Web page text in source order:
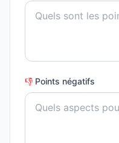
👎 Points négatifs